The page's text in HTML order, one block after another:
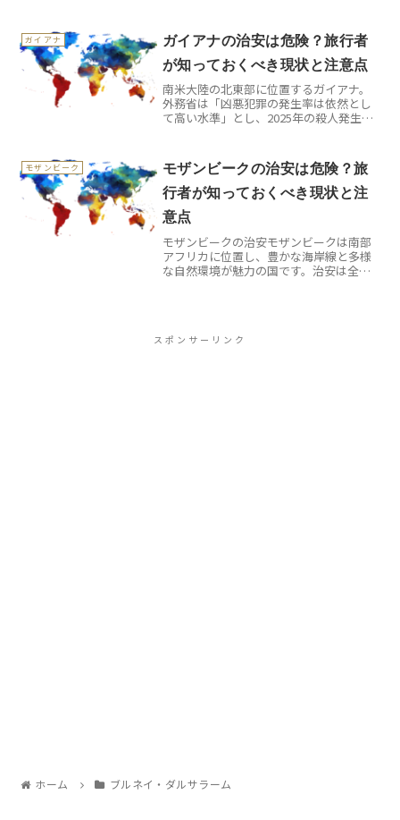
けを根拠に、バーレーンの治安の「今」
を整理した...
ガイアナ
ガイアナの治安は危険？旅行者
が知っておくべき現状と注意点
南米大陸の北東部に位置するガイアナ。
外務省は「凶悪犯罪の発生率は依然とし
て高い水準」とし、2025年の殺人発生率
省の一次情報だけを根拠に、ガイアナの
治安の「今」を整...
モザンビーク
モザンビークの治安は危険？旅
行者が知っておくべき現状と注
意点
モザンビークの治安モザンビークは南部
アフリカに位置し、豊かな海岸線と多様
な自然環境が魅力の国です。治安は全体
スポンサーリンク
ホーム ブルネイ・ダルサラーム